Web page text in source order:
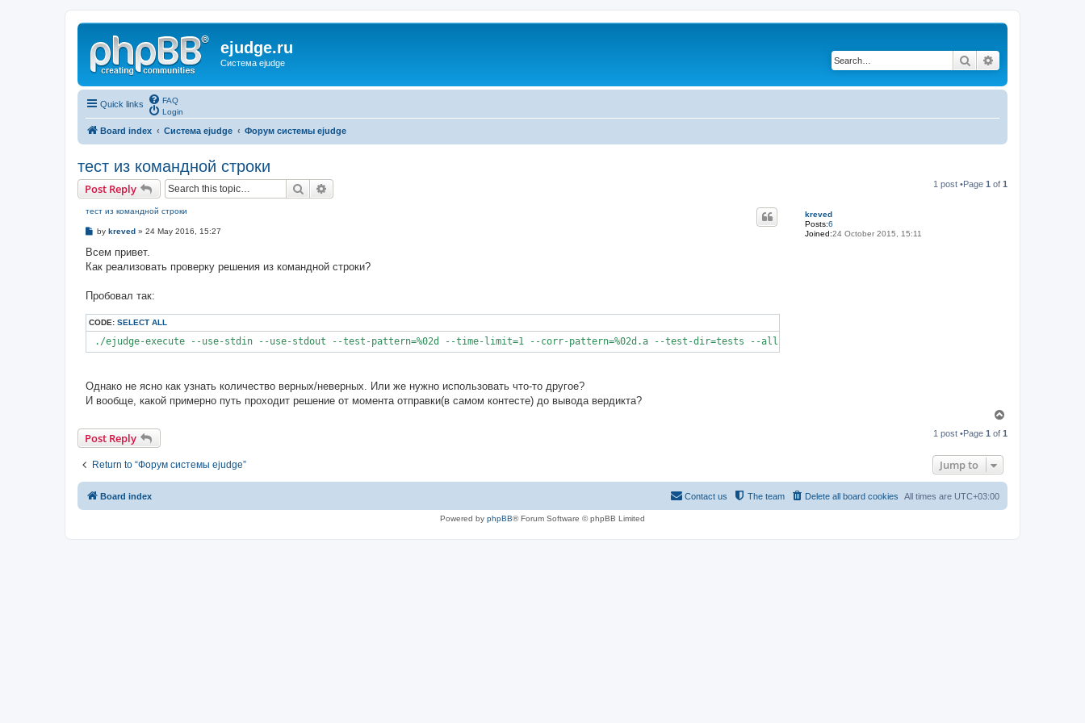
ejudge.ru
Система ejudge Search
Quick links
FAQ
Login
Board index Система ejudge Форум системы ejudge
тест из командной строки
Post Reply Search 1 post •Page 1 of 1
kreved
Posts:6
Joined:24 October 2015, 15:11
тест из командной строки
P
s
by kreved » 24 May 2016, 15:27
Всем привет.
Как реализовать проверку решения из командной строки?
Пробовал так:
CODE: SELECT ALL
./ejudge-execute --use-stdin --use-stdout --test-pattern=%02d --time-limit=1 --corr-pattern=%02d.a --test-dir=tests --all-tests ./solution
Однако не ясно как узнать количество верных/неверных. Или же нужно использовать что-то другое?
И вообще, какой примерно путь проходит решение от момента отправки(в самом контесте) до вывода вердикта?
p
Post Reply 1 post •Page 1 of 1
Return to “Форум системы ejudge” Jump to
Board index All times are UTC+03:00
Delete all board cookies
The team
Contact us
Powered by phpBB® Forum Software © phpBB Limited